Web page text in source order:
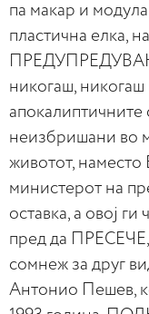
па макар и
пластична елка,
никогаш, никогаш
апокалиптичните
неизбришани во
животот,
министерот на
оставка, а овој ги
пред да ПРЕСЕЧЕ,
сомнеж за друг
Антонио Пешев,